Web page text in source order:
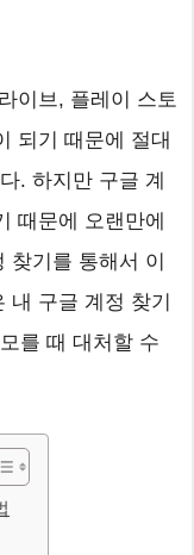
이브, 플레이 스토
되기 때문에 절대
. 하지만 구글 계
때문에 오랜만에
찾기를 통해서 이
내 구글 계정 찾기
를 때 대처할 수